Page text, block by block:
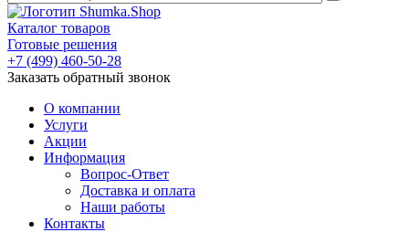
Каталог товаров
Готовые решения
+7 (499) 460-50-28
Заказать обратный звонок
О компании
Услуги
Акции
Информация
Вопрос-Ответ
Доставка и оплата
Наши работы
Контакты